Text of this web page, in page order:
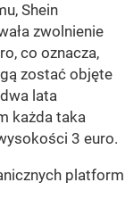
Shein
zwolnienie
co oznacza,
zostać objęte
lata
każda taka
3 euro.
platform